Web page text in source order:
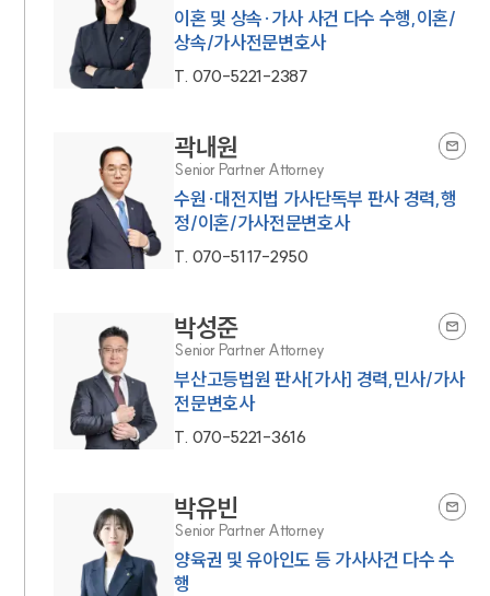
이혼 및 상속·가사 사건 다수 수행,이혼/
상속/가사전문변호사
T. 070-5221-2387
곽내원
Senior Partner Attorney
수원·대전지법 가사단독부 판사 경력,행
정/이혼/가사전문변호사
T. 070-5117-2950
박성준
Senior Partner Attorney
부산고등법원 판사[가사] 경력,민사/가사
전문변호사
T. 070-5221-3616
박유빈
Senior Partner Attorney
양육권 및 유아인도 등 가사사건 다수 수
행